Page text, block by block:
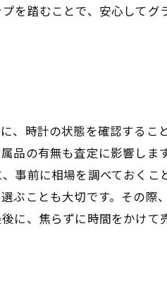
を踏むことで、安心してグ
、時計の状態を確認するこ
品の有無も査定に影響しま
事前に相場を調べておくこ
ぶことも大切です。その際
に、焦らずに時間をかけて